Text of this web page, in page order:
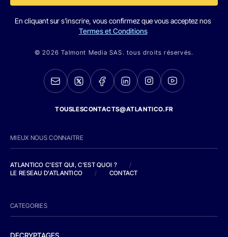
En cliquant sur s'inscrire, vous confirmez que vous acceptez nos
Termes et Conditions
© 2026 Talmont Media SAS. tous droits réservés.
TOUSLESCONTACTS@ATLANTICO.FR
MIEUX NOUS CONNAITRE
ATLANTICO C'EST QUI, C'EST QUOI ?
/
LE RESEAU D'ATLANTICO
/ CONTACT
CATEGORIES
DECRYPTAGES